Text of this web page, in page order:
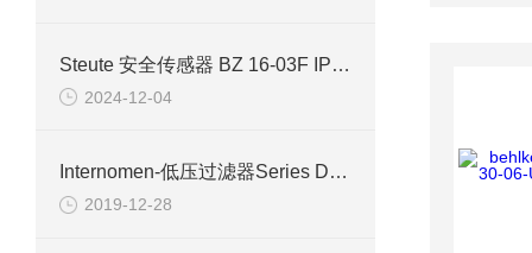
Steute 安全传感器 BZ 16-03F IP67 研究报告
2024-12-04
Internomen-低压过滤器Series DWF系列参数
2019-12-28